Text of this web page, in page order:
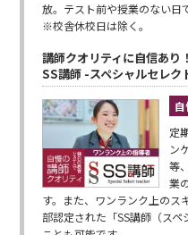
放。テスト前や授業のない日
※校舎休校日は除く。
講師クオリティに自信あり！
SS講師 -スペシャルセレク
定
ン
等
業
す。また、ワンランク上のス
部認定された「SS講師（ス